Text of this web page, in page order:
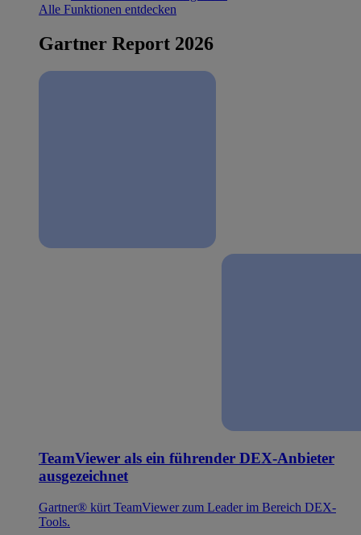
Alle Funktionen entdecken
Gartner Report 2026
TeamViewer als ein führender DEX-Anbieter
ausgezeichnet
Gartner® kürt TeamViewer zum Leader im Bereich DEX-
Tools.